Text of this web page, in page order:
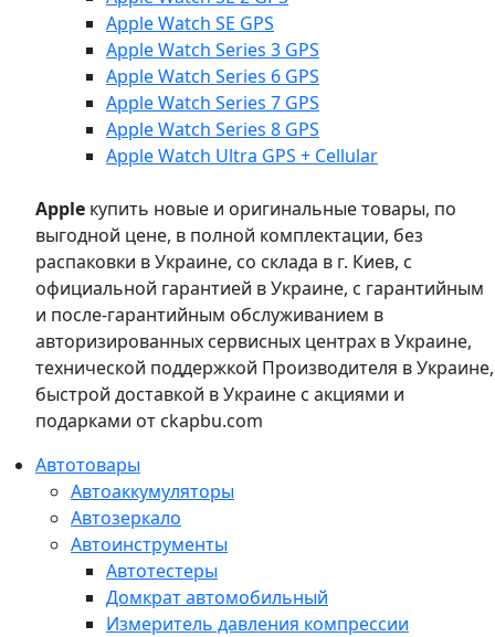
Apple Watch SE GPS
Apple Watch Series 3 GPS
Apple Watch Series 6 GPS
Apple Watch Series 7 GPS
Apple Watch Series 8 GPS
Apple Watch Ultra GPS + Cellular
Apple купить новые и оригинальные товары, по
выгодной цене, в полной комплектации, без
распаковки в Украине, со склада в г. Киев, с
официальной гарантией в Украине, с гарантийным
и после-гарантийным обслуживанием в
авторизированных сервисных центрах в Украине,
технической поддержкой Производителя в Украине,
быстрой доставкой в Украине с акциями и
подарками от ckapbu.com
Автотовары
Автоаккумуляторы
Автозеркало
Автоинструменты
Автотестеры
Домкрат автомобильный
Измеритель давления компрессии